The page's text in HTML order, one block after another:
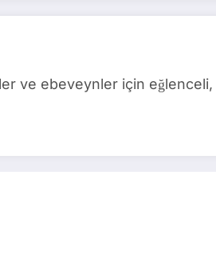
ve ebeveynler için